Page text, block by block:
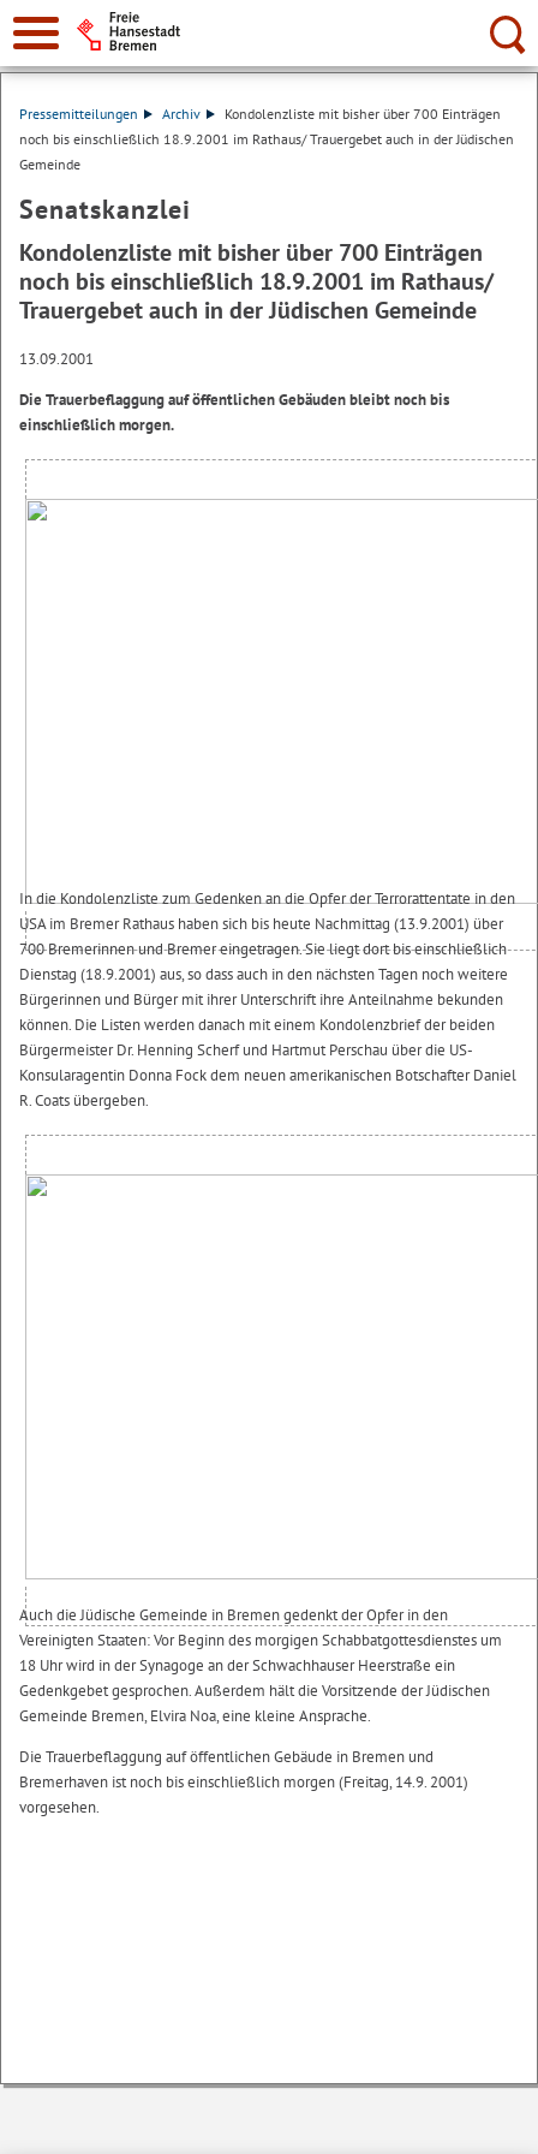
Suche:
Pressemitteilungen Archiv
Kondolenzliste mit bisher über 700 Einträgen
noch bis einschließlich 18.9.2001 im Rathaus/ Trauergebet auch in der Jüdischen
Gemeinde
Senatskanzlei
Kondolenzliste mit bisher über 700 Einträgen
noch bis einschließlich 18.9.2001 im Rathaus/
Trauergebet auch in der Jüdischen Gemeinde
13.09.2001
Die Trauerbeflaggung auf öffentlichen Gebäuden bleibt noch bis
einschließlich morgen.
In die Kondolenzliste zum Gedenken an die Opfer der Terrorattentate in den
USA im Bremer Rathaus haben sich bis heute Nachmittag (13.9.2001) über
700 Bremerinnen und Bremer eingetragen. Sie liegt dort bis einschließlich
Dienstag (18.9.2001) aus, so dass auch in den nächsten Tagen noch weitere
Bürgerinnen und Bürger mit ihrer Unterschrift ihre Anteilnahme bekunden
können. Die Listen werden danach mit einem Kondolenzbrief der beiden
Bürgermeister Dr. Henning Scherf und Hartmut Perschau über die US-
Konsularagentin Donna Fock dem neuen amerikanischen Botschafter Daniel
R. Coats übergeben.
Auch die Jüdische Gemeinde in Bremen gedenkt der Opfer in den
Vereinigten Staaten: Vor Beginn des morgigen Schabbatgottesdienstes um
18 Uhr wird in der Synagoge an der Schwachhauser Heerstraße ein
Gedenkgebet gesprochen. Außerdem hält die Vorsitzende der Jüdischen
Gemeinde Bremen, Elvira Noa, eine kleine Ansprache.
Die Trauerbeflaggung auf öffentlichen Gebäude in Bremen und
Bremerhaven ist noch bis einschließlich morgen (Freitag, 14.9. 2001)
vorgesehen.